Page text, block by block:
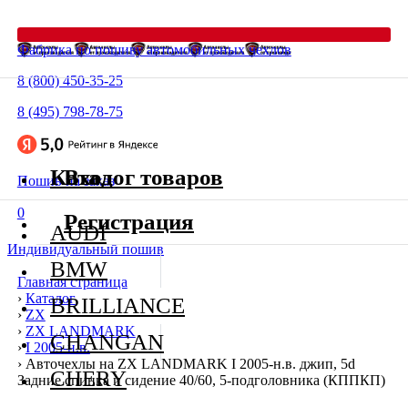
Фабрика по пошиву автомобильных чехлов
8 (800) 450-35-25
8 (495) 798-78-75
Пошив на заказ
0
Индивидуальный пошив
Главная страница
› Каталог
› ZX
› ZX LANDMARK
› I 2005-н.в.
› Авточехлы на ZX LANDMARK I 2005-н.в. джип, 5d
Задние спинка и сидение 40/60, 5-подголовника (КППКП)
Каталог товаров
AUDI
BMW
BRILLIANCE
CHANGAN
CHERY
Вход
Регистрация